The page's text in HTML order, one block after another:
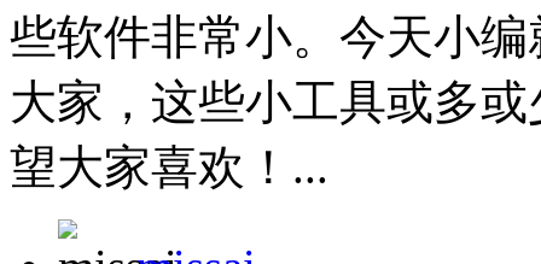
些软件非常小。今天小
大家，这些小工具或多
望大家喜欢！...